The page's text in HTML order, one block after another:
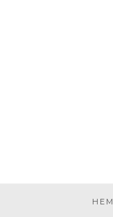
HEM